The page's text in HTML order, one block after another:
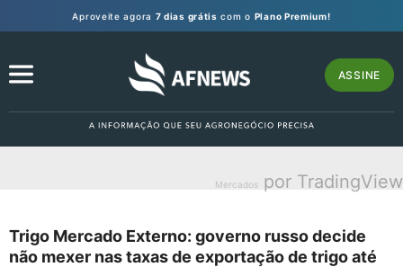
Aproveite agora 7 dias grátis com o Plano Premium!
ASSINE
Mercados por TradingView
Trigo Mercado Externo: governo russo decide
não mexer nas taxas de exportação de trigo até